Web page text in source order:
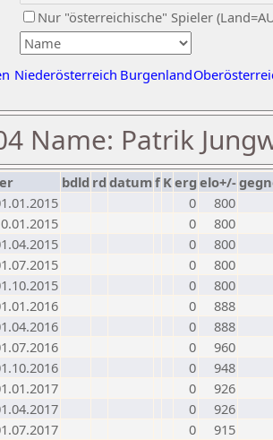
Nur "österreichische" Spieler
Niederösterreich Burgenland
Name: Patrik
bdld rd datumf Kerg elo+/-
0
800
0
800
0
800
0
800
0
800
0
888
0
888
0
960
0
948
0
926
0
926
0
915